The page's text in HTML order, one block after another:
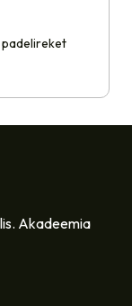
padelireket
Akadeemia